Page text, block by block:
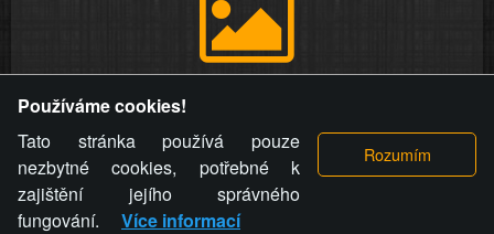
videa a komentáře. Osoba, které se toto opatření provozovatele
stránky týče, ani osoba, která umístila fotografii nebo video na
stránku, nemůže z důvodu odstranění fotografie, videa nebo
komentáře pro výše uvedenou okolnost uplatnit vůči
provozovateli stránky žádný nárok na náhradu škody nebo
nemajetkové újmy.
Používáme cookies!
Tato stránka používá pouze
nezbytné cookies, potřebné k
zajištění jejího správného
fungování.
Více informací